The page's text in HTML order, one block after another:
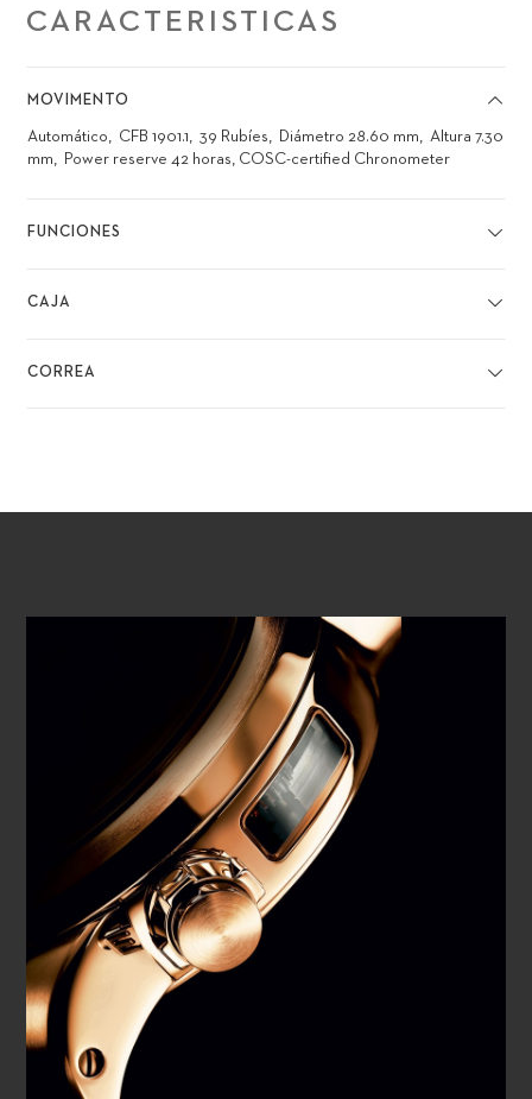
CARACTERISTICAS
MOVIMENTO
Automático CFB 1901.1 39 Rubíes Diámetro 28.60 mm
Altura 7.30
mm
Power reserve 42 horas, COSC-certified Chronometer
FUNCIONES
CAJA
CORREA